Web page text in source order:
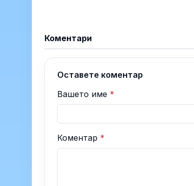
Коментари
Оставете коментар
Вашето име *
Коментар *